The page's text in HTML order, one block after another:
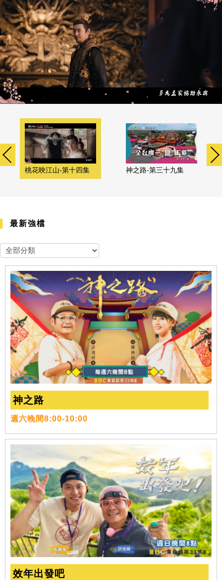
桃花映江山-第十四集 神之路-第三十九集
最新強檔
神之路
週六晚間8:00-10:00
效年出發吧